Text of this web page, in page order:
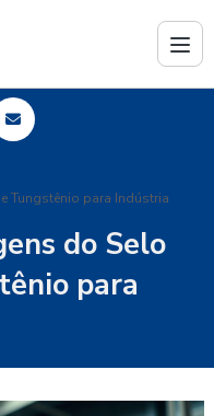
Tungstênio para Indústria
do Selo
para